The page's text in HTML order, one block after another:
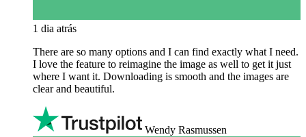
1 dia atrás
There are so many options and I can find exactly what I need.
I love the feature to reimagine the image as well to get it just
where I want it. Downloading is smooth and the images are
clear and beautiful.
Wendy Rasmussen